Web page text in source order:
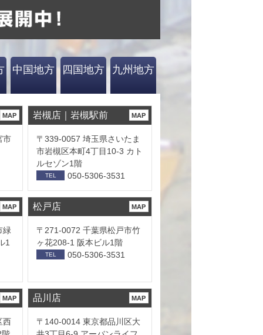
中国地方 四国地方 九州地方
MAP
市
岩槻店｜岩槻駅前 MAP
〒339-0057 埼玉県さいたま
市岩槻区本町4丁目10-3 カト
ルセゾン1階
TEL 050-5306-3531
MAP
緑
1
松戸店 MAP
〒271-0072 千葉県松戸市竹
ヶ花208-1 阪本ビル1階
TEL 050-5306-3531
MAP
西
品川店 MAP
〒140-0014 東京都品川区大